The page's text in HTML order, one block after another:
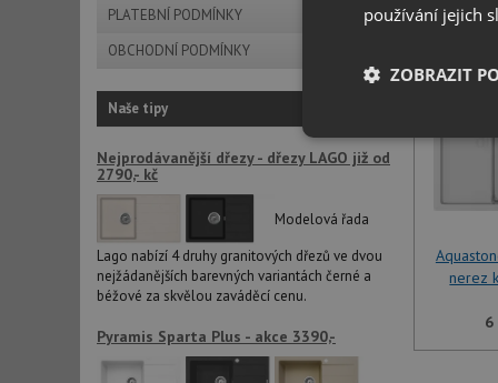
PLATEBNÍ PODMÍNKY
OBCHODNÍ PODMÍNKY
Naše tipy
Nejprodávanější dřezy - dřezy LAGO již od
2790,- kč
Modelová řada
Lago nabízí 4 druhy granitových dřezů ve dvou
nejžádanějších barevných variantách černé a
béžové za skvělou zaváděcí cenu.
Pyramis Sparta Plus - akce 3390,-
nerez
6
používání jejich
ZOBRAZIT
Nezbytně
Nezbytně
Nezbytně nutné
stránky nelze bez